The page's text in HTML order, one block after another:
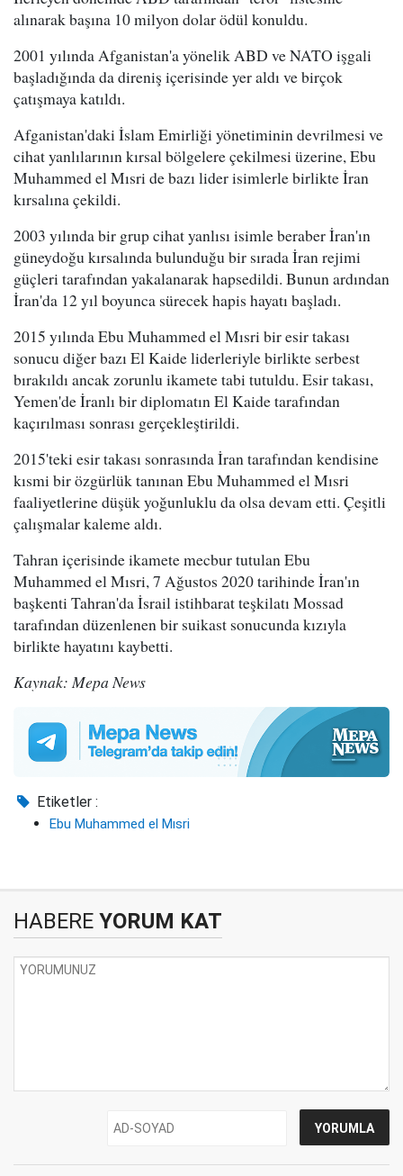
alınarak başına 10 milyon dolar ödül konuldu.
2001 yılında Afganistan'a yönelik ABD ve NATO işgali
başladığında da direniş içerisinde yer aldı ve birçok
çatışmaya katıldı.
Afganistan'daki İslam Emirliği yönetiminin devrilmesi ve
cihat yanlılarının kırsal bölgelere çekilmesi üzerine, Ebu
Muhammed el Mısri de bazı lider isimlerle birlikte İran
kırsalına çekildi.
2003 yılında bir grup cihat yanlısı isimle beraber İran'ın
güneydoğu kırsalında bulunduğu bir sırada İran rejimi
güçleri tarafından yakalanarak hapsedildi. Bunun ardından
İran'da 12 yıl boyunca sürecek hapis hayatı başladı.
2015 yılında Ebu Muhammed el Mısri bir esir takası
sonucu diğer bazı El Kaide liderleriyle birlikte serbest
bırakıldı ancak zorunlu ikamete tabi tutuldu. Esir takası,
Yemen'de İranlı bir diplomatın El Kaide tarafından
kaçırılması sonrası gerçekleştirildi.
2015'teki esir takası sonrasında İran tarafından kendisine
kısmi bir özgürlük tanınan Ebu Muhammed el Mısri
faaliyetlerine düşük yoğunluklu da olsa devam etti. Çeşitli
çalışmalar kaleme aldı.
Tahran içerisinde ikamete mecbur tutulan Ebu
Muhammed el Mısri, 7 Ağustos 2020 tarihinde İran'ın
başkenti Tahran'da İsrail istihbarat teşkilatı Mossad
tarafından düzenlenen bir suikast sonucunda kızıyla
birlikte hayatını kaybetti.
Kaynak: Mepa News
Etiketler :
Ebu Muhammed el Mısri
HABERE YORUM KAT